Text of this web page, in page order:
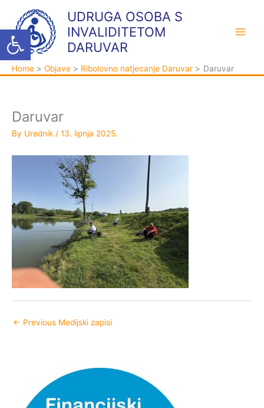
Open toolbar
content
UDRUGA OSOBA S
INVALIDITETOM
DARUVAR
Home Objave Ribolovno natjecanje Daruvar Daruvar
Daruvar
By Urednik / 13. lipnja 2025.
← Previous Medijski zapisi
t
e
g
j
h
i
v